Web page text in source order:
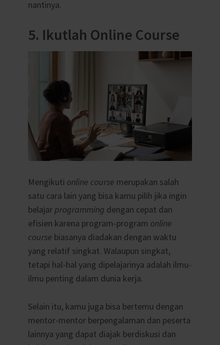
nantinya.
5. Ikutlah Online Course
Mengikuti online course merupakan salah
satu cara lain yang bisa kamu pilih jika ingin
belajar programming dengan cepat dan
efisien karena program-program online
course biasanya diadakan dengan waktu
yang relatif singkat. Walaupun singkat,
tetapi hal-hal yang dipelajarinya adalah ilmu-
ilmu penting dalam dunia kerja.
Selain itu, kamu juga bisa bertemu dengan
mentor-mentor berpengalaman dan peserta
lainnya yang dapat diajak berdiskusi dan